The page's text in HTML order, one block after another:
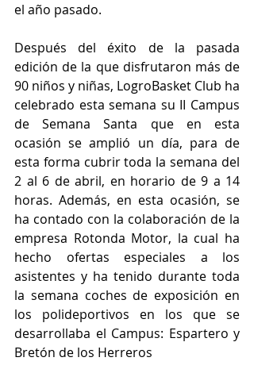
el año pasado.
Después del éxito de la pasada
edición de la que disfrutaron más de
90 niños y niñas, LogroBasket Club ha
celebrado esta semana su II Campus
de Semana Santa que en esta
ocasión se amplió un día, para de
esta forma cubrir toda la semana del
2 al 6 de abril, en horario de 9 a 14
horas. Además, en esta ocasión, se
ha contado con la colaboración de la
empresa Rotonda Motor, la cual ha
hecho ofertas especiales a los
asistentes y ha tenido durante toda
la semana coches de exposición en
los polideportivos en los que se
desarrollaba el Campus: Espartero y
Bretón de los Herreros